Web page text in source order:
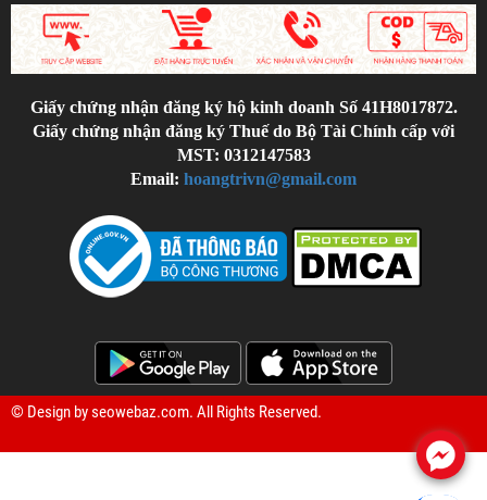
Giấy chứng nhận đăng ký hộ kinh doanh Số 41H8017872.
Giấy chứng nhận đăng ký Thuế do Bộ Tài Chính cấp với
MST: 0312147583
Email: hoangtrivn@gmail.com
© Design byseowebaz.com. All Rights Reserved.
.